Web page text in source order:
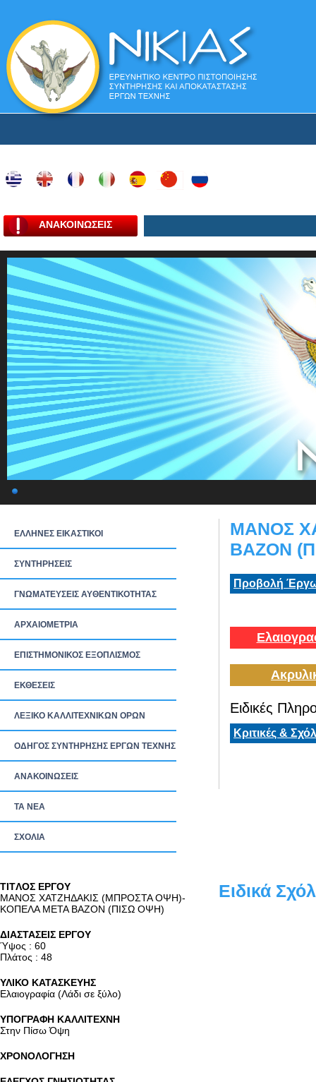
ΑΝΑΚΟΙΝΩΣΕΙΣ
ΕΛΛΗΝΕΣ ΕΙΚΑΣΤΙΚΟΙ
ΣΥΝΤΗΡΗΣΕΙΣ
ΓΝΩΜΑΤΕΥΣΕΙΣ ΑΥΘΕΝΤΙΚΟΤΗΤΑΣ
ΑΡΧΑΙΟΜΕΤΡΙΑ
ΕΠΙΣΤΗΜΟΝΙΚΟΣ ΕΞΟΠΛΙΣΜΟΣ
ΕΚΘΕΣΕΙΣ
ΛΕΞΙΚΟ ΚΑΛΛΙΤΕΧΝΙΚΩΝ ΟΡΩΝ
ΟΔΗΓΟΣ ΣΥΝΤΗΡΗΣΗΣ ΕΡΓΩΝ ΤΕΧΝΗΣ
ΑΝΑΚΟΙΝΩΣΕΙΣ
ΤΑ ΝEΑ
ΣΧΟΛΙΑ
ΜΑΝΟΣ
ΒΑΖΟΝ
Προβολή
Ειδικές
Κριτικές &
TITΛΟΣ ΕΡΓΟΥ
ΜΑΝΟΣ ΧΑΤΖΗΔΑΚΙΣ (ΜΠΡΟΣΤΑ ΟΨΗ)-
ΚΟΠΕΛΑ ΜΕΤΑ ΒΑΖΟΝ (ΠΙΣΩ ΟΨΗ)
ΔΙΑΣΤΑΣΕΙΣ ΕΡΓΟΥ
Ύψος : 60
Πλάτος : 48
ΥΛΙΚΟ ΚΑΤΑΣΚΕΥΗΣ
Ελαιογραφία (Λάδι σε ξύλο)
ΥΠΟΓΡΑΦΗ ΚΑΛΛΙΤΕΧΝΗ
Στην Πίσω Όψη
ΧΡΟΝΟΛΟΓΗΣΗ
Ειδικά